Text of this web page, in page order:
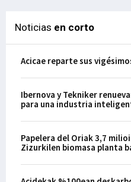
Noticias en corto
Acicae reparte sus
Ibernova y Tekniker
para una industria
Papelera del Oriak 3,7
Zizurkilen biomasa planta